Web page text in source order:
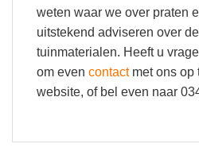
weten waar we over praten
uitstekend adviseren over
tuinmaterialen. Heeft u
om even contactmet ons op
website, of bel even naar